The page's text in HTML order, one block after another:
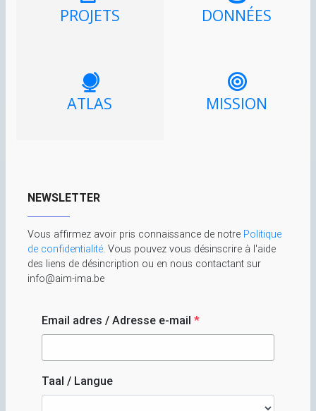
PROJETS DONNÉES
ATLAS MISSION
NEWSLETTER
Vous affirmez avoir pris connaissance de notre Politique
de confidentialité. Vous pouvez vous désinscrire à l'aide
des liens de désincription ou en nous contactant sur
info@aim-ima.be
Email adres / Adresse e-mail *
Taal / Langue